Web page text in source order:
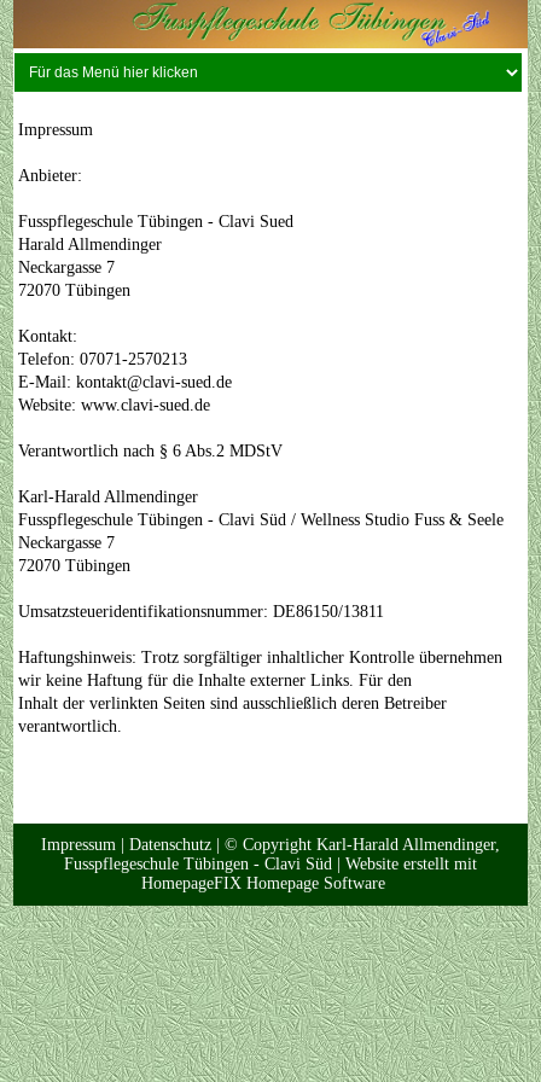
Impressum
Anbieter:
Fusspflegeschule Tübingen - Clavi Sued
Harald Allmendinger
Neckargasse 7
72070 Tübingen
Kontakt:
Telefon: 07071-2570213
E-Mail: kontakt@clavi-sued.de
Website: www.clavi-sued.de
Verantwortlich nach § 6 Abs.2 MDStV
Karl-Harald Allmendinger
Fusspflegeschule Tübingen - Clavi Süd / Wellness Studio Fuss & Seele
Neckargasse 7
72070 Tübingen
Umsatzsteueridentifikationsnummer: DE86150/13811
Haftungshinweis: Trotz sorgfältiger inhaltlicher Kontrolle übernehmen
wir keine Haftung für die Inhalte externer Links. Für den
Inhalt der verlinkten Seiten sind ausschließlich deren Betreiber
verantwortlich.
Impressum Datenschutz | © Copyright Karl-Harald Allmendinger,
Fusspflegeschule Tübingen - Clavi Süd | Website erstellt mit
HomepageFIX Homepage Software